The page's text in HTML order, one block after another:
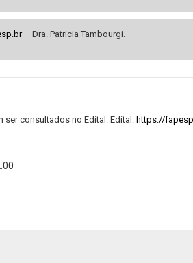
– Dra. Patricia Tambourgi.
ser consultados no Edital: Edital: https://